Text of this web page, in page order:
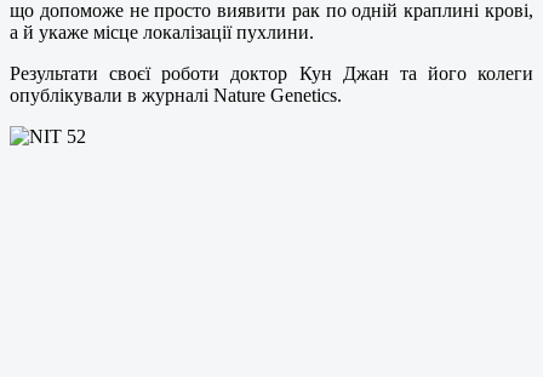
що допоможе не просто виявити рак по одній краплині крові,
а й укаже місце локалізації пухлини.
Результати своєї роботи доктор Кун Джан та його колеги
опублікували в журналі Nature Genetics.